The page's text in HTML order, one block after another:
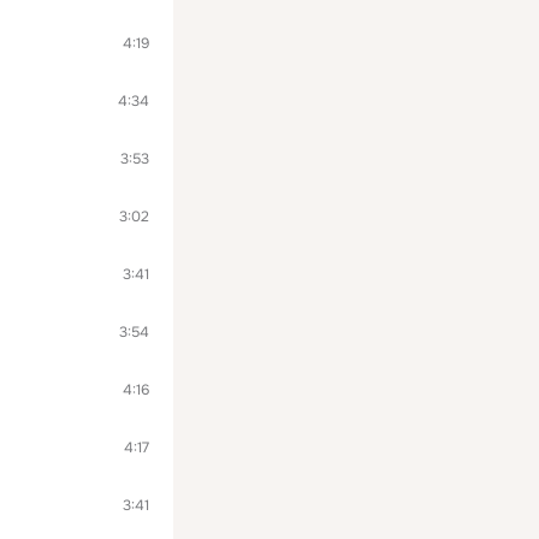
4:19
4:34
3:53
3:02
3:41
3:54
4:16
4:17
3:41